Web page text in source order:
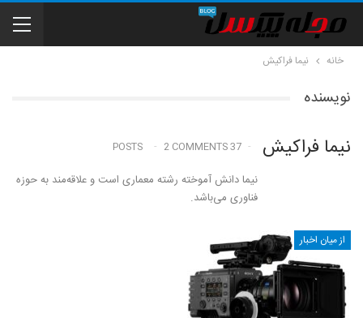
خانه نیما فراکیش
نویسنده
نیما فراکیش 37 POSTS
2 COMMENTS
نیما دانش آموخته رشته معماری است و علاقه‌مند به حوزه
فناوری می‌باشد.
از میان اخبار